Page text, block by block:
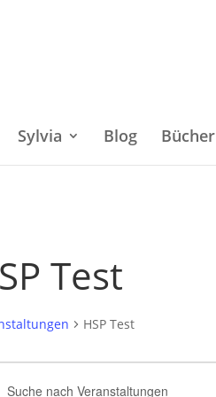
Sylvia Blog Bücher
Test
HSP Test